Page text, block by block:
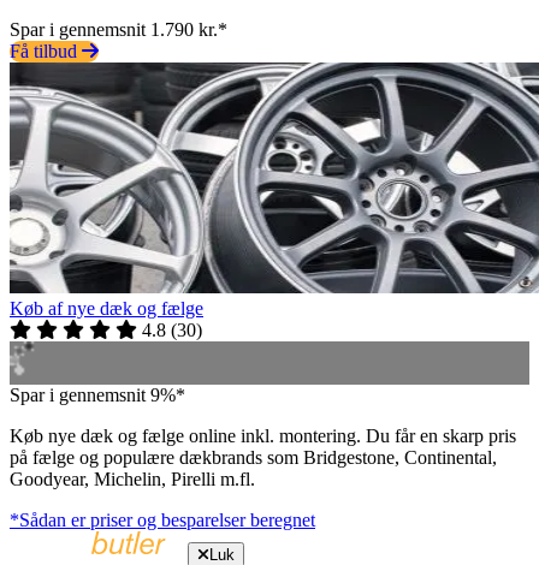
Spar i gennemsnit 1.790 kr.*
Få tilbud
Køb af nye dæk og fælge
4.8 (30)
Spar i gennemsnit 9%*
Køb nye dæk og fælge online inkl. montering. Du får en skarp pris
på fælge og populære dækbrands som Bridgestone, Continental,
Goodyear, Michelin, Pirelli m.fl.
*Sådan er priser og besparelser beregnet
Luk